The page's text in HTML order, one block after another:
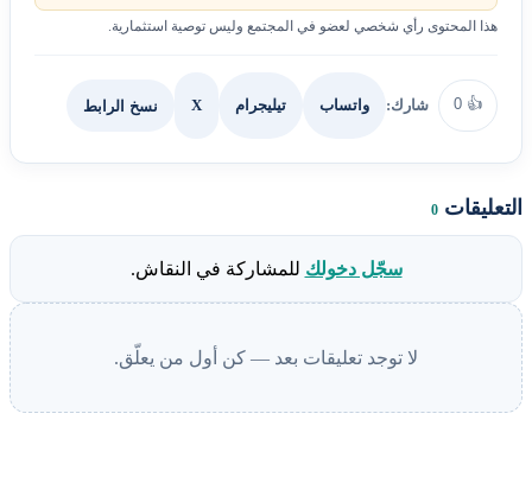
هذا المحتوى رأي شخصي لعضو في المجتمع وليس توصية استثمارية.
👍
0 شارك: واتساب تيليجرام X نسخ الرابط
التعليقات 0
سجّل دخولك للمشاركة في النقاش.
لا توجد تعليقات بعد — كن أول من يعلّق.